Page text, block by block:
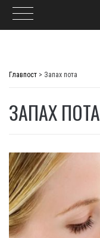
Главпост > Запах пота
ЗАПАХ ПОТА